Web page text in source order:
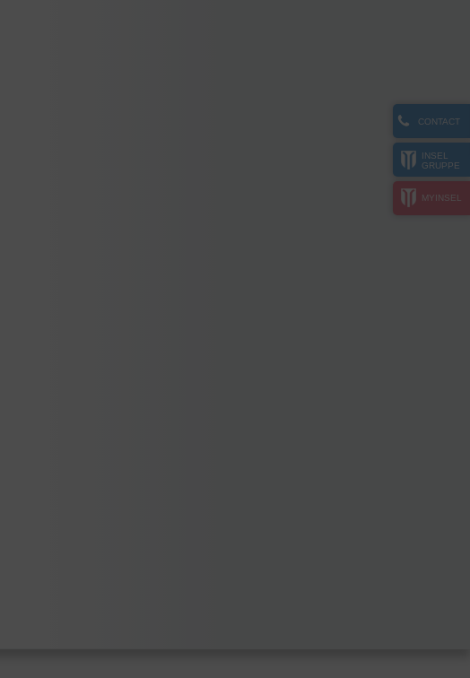
CONTACT
INSEL
GRUPPE
MYINSEL